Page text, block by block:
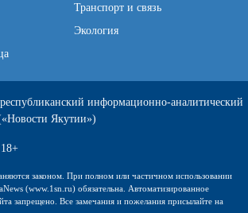
Транспорт и связь
Экология
информационно-аналитический
Якутии»)
законом. При полном или частичном использовании
(www.1sn.ru) обязательна. Автоматизированное
запрещено. Все замечания и пожелания присылайте на